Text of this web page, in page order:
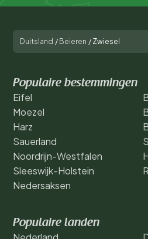
Duitsland / Beieren / Zwiesel
Populaire bestemmingen
Eifel
Moezel
Harz
Sauerland
Noordrijn-Westfalen
Sleeswijk-Holstein
Nedersaksen
Populaire landen